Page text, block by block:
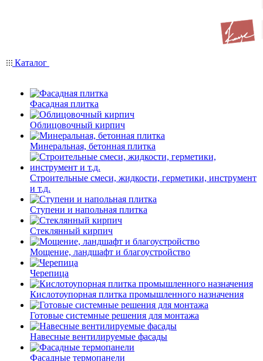
Каталог
Фасадная плитка
Облицовочный кирпич
Минеральная, бетонная плитка
Строительные смеси, жидкости, герметики, инструмент
и т.д.
Ступени и напольная плитка
Cтеклянный кирпич
Мощение, ландшафт и благоустройство
Черепица
Кислотоупорная плитка промышленного назначения
Готовые системные решения для монтажа
Навесные вентилируемые фасады
Фасадные термопанели